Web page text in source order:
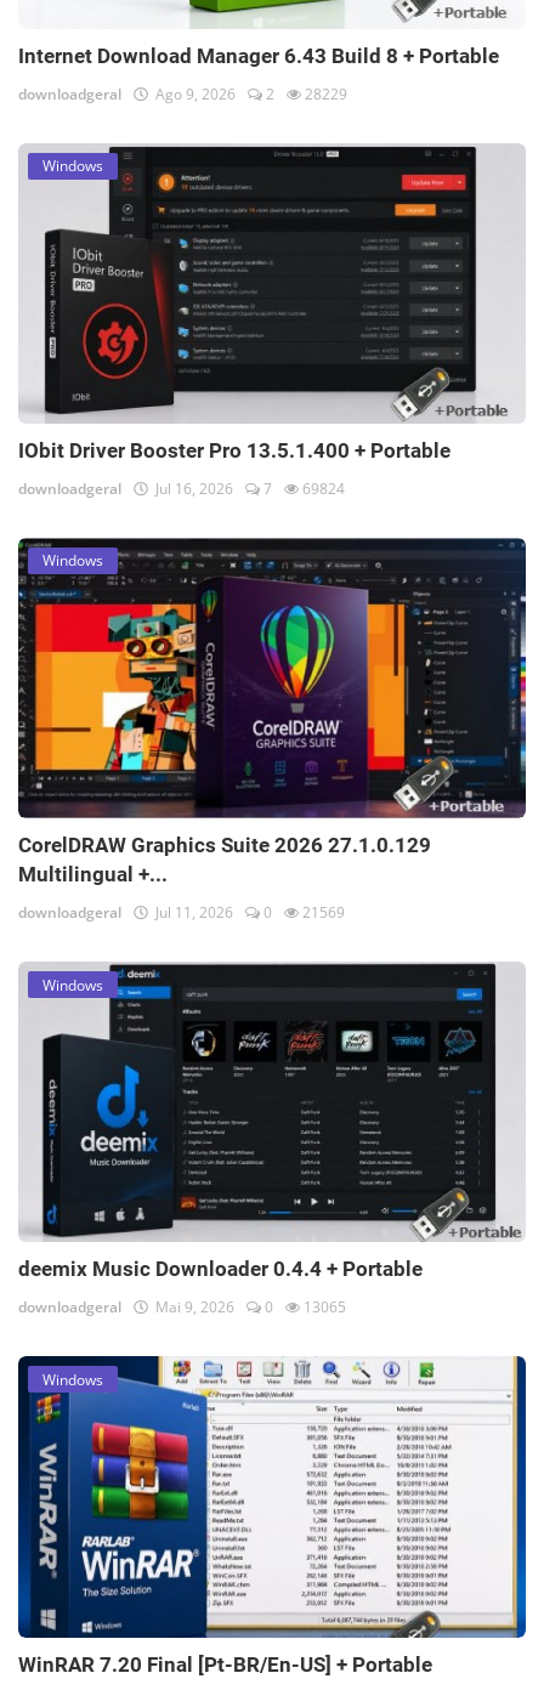
Internet Download Manager 6.43 Build 8 + Portable
downloadgeral Ago 9, 2026 2 28229
Windows
IObit Driver Booster Pro 13.5.1.400 + Portable
downloadgeral Jul 16, 2026 7 69824
Windows
CorelDRAW Graphics Suite 2026 27.1.0.129
Multilingual +...
downloadgeral Jul 11, 2026 0 21569
Windows
deemix Music Downloader 0.4.4 + Portable
downloadgeral Mai 9, 2026 0 13065
Windows
WinRAR 7.20 Final [Pt-BR/En-US] + Portable